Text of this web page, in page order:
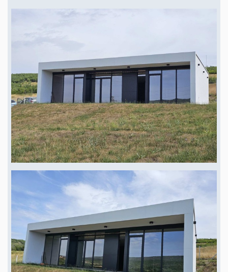
Bulgarien, mit offenem Panoramablick, in perfekter Lage, nur 7 km vom
atemberaubenden Strand und dem bekannten Ferienort Albena entfernt.